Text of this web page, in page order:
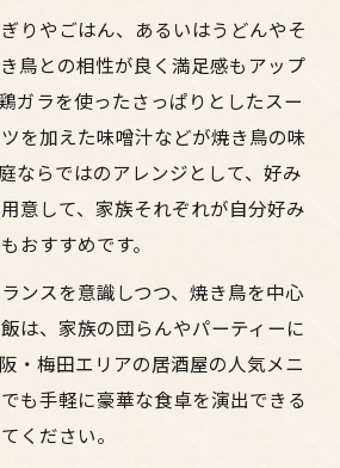
りやごはん、あるいはうどんやそ
鳥との相性が良く満足感もアップ
ガラを使ったさっぱりとしたスー
を加えた味噌汁などが焼き鳥の味
ならではのアレンジとして、好み
意して、家族それぞれが自分好み
おすすめです。
ンスを意識しつつ、焼き鳥を中心
は、家族の団らんやパーティーに
・梅田エリアの居酒屋の人気メニ
も手軽に豪華な食卓を演出できる
ください。